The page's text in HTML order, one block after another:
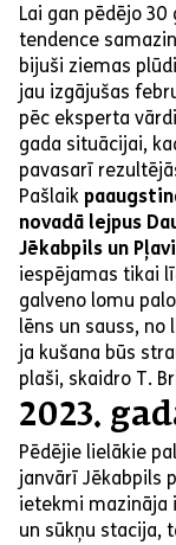
Lai gan pēdējo
tendence
bijuši ziemas
jau izgājušas
pēc eksperta
gada situācijai,
pavasarī
Pašlaik
novadā lejpus
Jēkabpils un
iespējamas tikai
galveno lomu
lēns un sauss,
ja kušana būs
plaši, skaidro T.
2023.
Pēdējie lielākie
janvārī Jēkabpils
ietekmi mazināja
un sūkņu stacija,